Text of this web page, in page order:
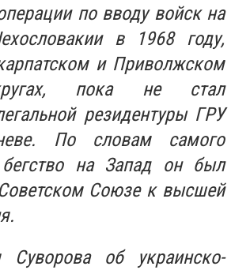
по вводу войск на
в 1968 году,
и Приволжском
пока не стал
резидентуры ГРУ
По словам самого
на Запад он был
Союзе к высшей
Суворова об украинско-